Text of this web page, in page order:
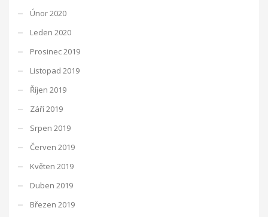
Únor 2020
Leden 2020
Prosinec 2019
Listopad 2019
Říjen 2019
Září 2019
Srpen 2019
Červen 2019
Květen 2019
Duben 2019
Březen 2019